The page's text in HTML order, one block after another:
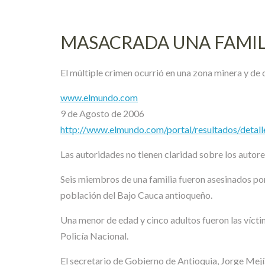
MASACRADA UNA
El múltiple crimen ocurrió en una zona minera y
www.elmundo.com
9 de Agosto de 2006
http://www.elmundo.com/portal/resultados/
Las autoridades no tienen claridad sobre los
Seis miembros de una familia fueron asesinados
población del Bajo Cauca antioqueño.
Una menor de edad y cinco adultos fueron las
Policía Nacional.
El secretario de Gobierno de Antioquia, Jorge